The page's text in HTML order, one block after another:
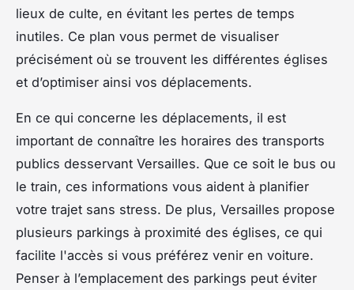
lieux de culte, en évitant les pertes de temps
inutiles. Ce plan vous permet de visualiser
précisément où se trouvent les différentes églises
et d’optimiser ainsi vos déplacements.
En ce qui concerne les déplacements, il est
important de connaître les horaires des transports
publics desservant Versailles. Que ce soit le bus ou
le train, ces informations vous aident à planifier
votre trajet sans stress. De plus, Versailles propose
plusieurs parkings à proximité des églises, ce qui
facilite l'accès si vous préférez venir en voiture.
Penser à l’emplacement des parkings peut éviter